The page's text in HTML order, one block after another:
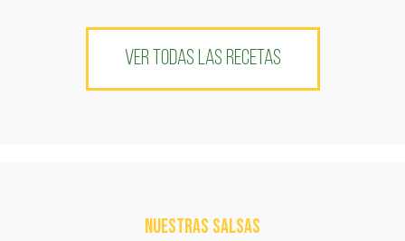
VER TODAS LAS RECETAS
NUESTRAS SALSAS